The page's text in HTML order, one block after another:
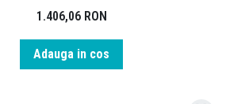
1.406,06 RON
Adauga in cos